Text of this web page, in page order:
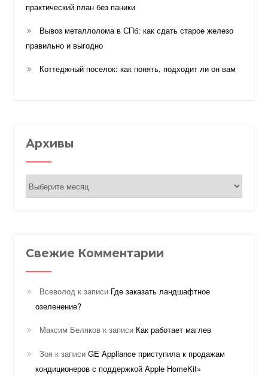
практический план без паники
Вывоз металлолома в СПб: как сдать старое железо
правильно и выгодно
Коттеджный поселок: как понять, подходит ли он вам
Архивы
Архивы
Свежие Комментарии
Всеволод к записи Где заказать ландшафтное
озеленение?
Максим Беляков к записи Как работает маглев
Зоя к записиGE Appliance приступила к продажам
кондиционеров с поддержкой Apple HomeKit»